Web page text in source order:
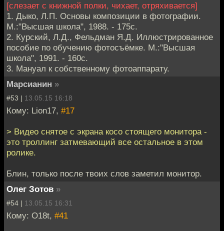
[слезает с книжной полки, чихает, отряхивается]
1. Дыко, Л.П. Основы композиции в фотографии.
М.:"Высшая школа", 1988. - 175с.
2. Курский, Л.Д., Фельдман Я.Д. Иллюстрированное
пособие по обучению фотосъёмке. М.:"Высшая
школа", 1991. - 160с.
3. Мануал к собственному фотоаппарату.
Марсианин »
#53 | 13.05.15 16:18
Кому: Lion17, #17
> Видео снятое с экрана косо стоящего монитора -
это троллинг затмевающий все остальное в этом
ролике.
Блин, только после твоих слов заметил монитор.
Олег Зотов »
#54 | 13.05.15 16:31
Кому: O18t, #41